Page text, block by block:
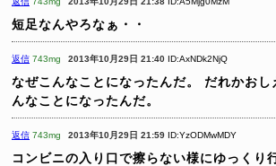
短足なんやろなぁ・・
返信 743mg 2013年10月29日 21:40 ID:AxNDk2NjQ
なぜこんなことになったんだ。
だれかおし
んなことになったんだ。
返信 743mg 2013年10月29日 21:59 ID:YzODMwMDY
コンビニの入り口で擦らない様にゆっくり